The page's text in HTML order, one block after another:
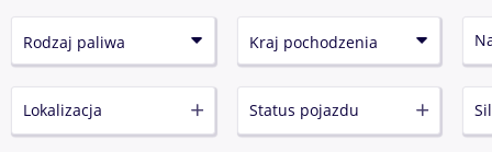
Lokalizacja Status pojazdu